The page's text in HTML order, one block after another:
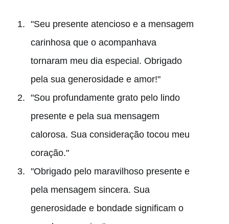
"Seu presente atencioso e a mensagem
carinhosa que o acompanhava
tornaram meu dia especial. Obrigado
pela sua generosidade e amor!"
"Sou profundamente grato pelo lindo
presente e pela sua mensagem
calorosa. Sua consideração tocou meu
coração."
"Obrigado pelo maravilhoso presente e
pela mensagem sincera. Sua
generosidade e bondade significam o